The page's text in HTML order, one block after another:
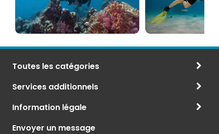
Toutes les catégories
Services additionnels
Information légale
Envoyer un message